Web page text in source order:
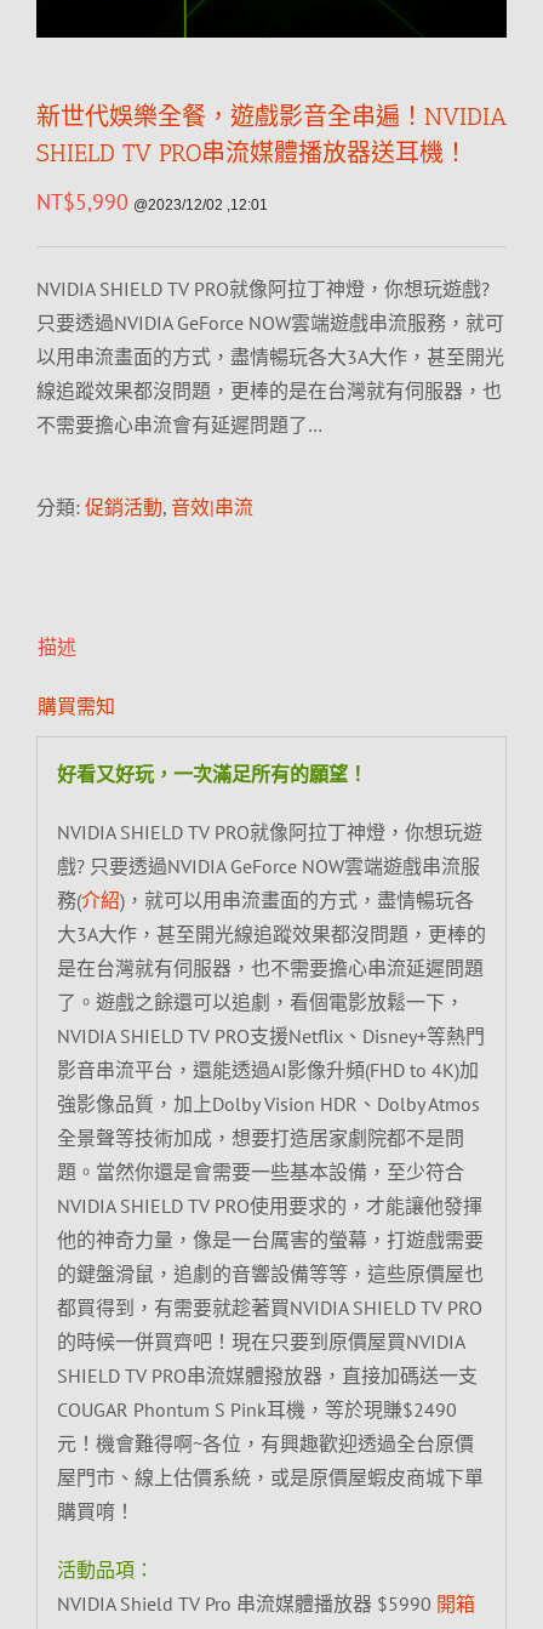
新世代娛樂全餐，遊戲影音全串遍！NVIDIA
SHIELD TV PRO串流媒體播放器送耳機！
NT$5,990 @2023/12/02 ,12:01
NVIDIA SHIELD TV PRO就像阿拉丁神燈，你想玩遊戲?
只要透過NVIDIA GeForce NOW雲端遊戲串流服務，就可
以用串流畫面的方式，盡情暢玩各大3A大作，甚至開光
線追蹤效果都沒問題，更棒的是在台灣就有伺服器，也
不需要擔心串流會有延遲問題了…
分類: 促銷活動, 音效|串流
描述
購買需知
好看又好玩，一次滿足所有的願望！
NVIDIA SHIELD TV PRO就像阿拉丁神燈，你想玩遊
戲? 只要透過NVIDIA GeForce NOW雲端遊戲串流服
務(介紹)，就可以用串流畫面的方式，盡情暢玩各
大3A大作，甚至開光線追蹤效果都沒問題，更棒的
是在台灣就有伺服器，也不需要擔心串流延遲問題
了。遊戲之餘還可以追劇，看個電影放鬆一下，
NVIDIA SHIELD TV PRO支援Netflix、Disney+等熱門
影音串流平台，還能透過AI影像升頻(FHD to 4K)加
強影像品質，加上Dolby Vision HDR、Dolby Atmos
全景聲等技術加成，想要打造居家劇院都不是問
題。當然你還是會需要一些基本設備，至少符合
NVIDIA SHIELD TV PRO使用要求的，才能讓他發揮
他的神奇力量，像是一台厲害的螢幕，打遊戲需要
的鍵盤滑鼠，追劇的音響設備等等，這些原價屋也
都買得到，有需要就趁著買NVIDIA SHIELD TV PRO
的時候一併買齊吧！現在只要到原價屋買NVIDIA
SHIELD TV PRO串流媒體撥放器，直接加碼送一支
COUGAR Phontum S Pink耳機，等於現賺$2490
元！機會難得啊~各位，有興趣歡迎透過全台原價
屋門市、線上估價系統，或是原價屋蝦皮商城下單
購買唷！
活動品項：
NVIDIA Shield TV Pro 串流媒體播放器 $5990 開箱